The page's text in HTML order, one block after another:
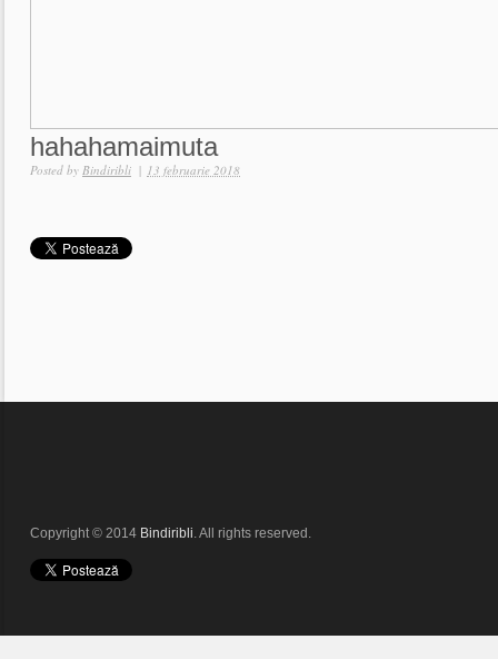
hahahamaimuta
Posted by Bindiribli | 13 februarie 2018
Copyright © 2014 Bindiribli. All rights reserved.